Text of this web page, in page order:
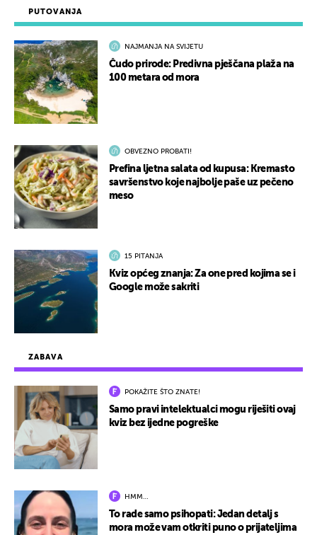
ZABAVA
POKAŽITE ŠTO ZNATE!
Samo pravi intelektualci mogu riješiti ovaj
kviz bez ijedne pogreške
HMM…
To rade samo psihopati: Jedan detalj s
mora može vam otkriti puno o prijateljima
PUTOVANJA
NAJMANJA NA SVIJETU
Čudo prirode: Predivna pješčana plaža na
100 metara od mora
OBVEZNO PROBATI!
Prefina ljetna salata od kupusa: Kremasto
savršenstvo koje najbolje paše uz pečeno
meso
15 PITANJA
Kviz općeg znanja: Za one pred kojima se i
Google može sakriti